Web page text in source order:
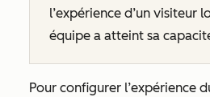
l’expérience d’un visiteur
équipe a atteint sa
Pour configurer l’expérience